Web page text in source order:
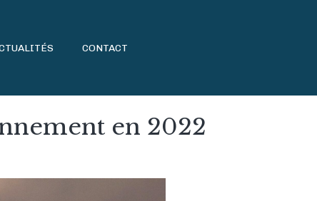
CONTACT
en 2022